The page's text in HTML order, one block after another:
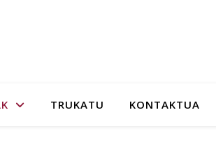
TRUKATU KONTAKTUA